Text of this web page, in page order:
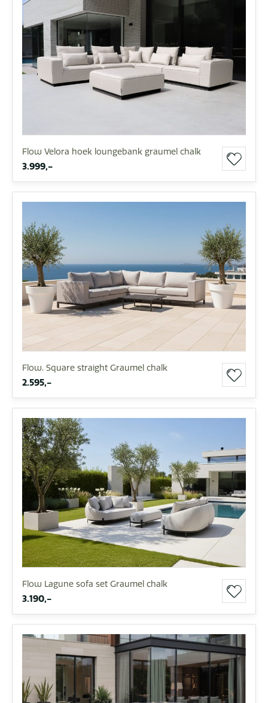
Flow Velora hoek loungebank graumel chalk
3.999,-
Flow. Square straight Graumel chalk
2.595,-
Flow Lagune sofa set Graumel chalk
3.190,-